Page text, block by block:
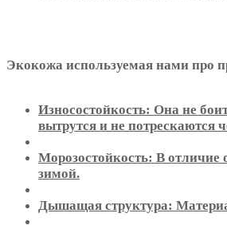
Экокожа используемая нами про
Износостойкость: Она не
вытрутся и не потрескаются
Морозостойкость: В отличие
зимой.
Дышащая структура: